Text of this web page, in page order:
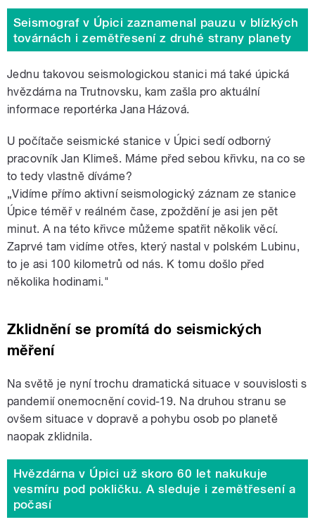
Seismograf v Úpici zaznamenal pauzu v blízkých
továrnách i zemětřesení z druhé strany planety
Jednu takovou seismologickou stanici má také úpická
hvězdárna na Trutnovsku, kam zašla pro aktuální
informace reportérka Jana Házová.
U počítače seismické stanice v Úpici sedí odborný
pracovník Jan Klimeš. Máme před sebou křivku, na co se
to tedy vlastně díváme?
„Vidíme přímo aktivní seismologický záznam ze stanice
Úpice téměř v reálném čase, zpoždění je asi jen pět
minut. A na této křivce můžeme spatřit několik věcí.
Zaprvé tam vidíme otřes, který nastal v polském Lubinu,
to je asi 100 kilometrů od nás. K tomu došlo před
několika hodinami."
Zklidnění se promítá do seismických
měření
Na světě je nyní trochu dramatická situace v souvislosti s
pandemií onemocnění covid-19. Na druhou stranu se
ovšem situace v dopravě a pohybu osob po planetě
naopak zklidnila.
Hvězdárna v Úpici už skoro 60 let nakukuje
vesmíru pod pokličku. A sleduje i zemětřesení a
počasí